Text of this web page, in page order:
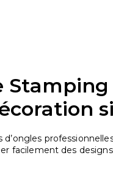
d’ongles
facilement des